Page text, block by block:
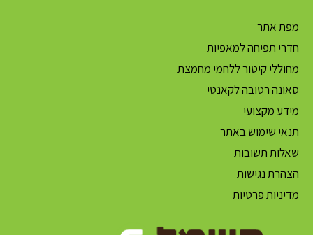
מפת אתר
חדרי תפיחה למאפיות
מחוללי קיטור ללחמי מחמצת
סאונה רטובה לקאנטי
מידע מקצועי
תנאי שימוש באתר
שאלות תשובות
הצהרת נגישות
מדיניות פרטיות